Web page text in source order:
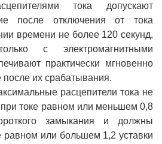
тока допускают
после отключения от тока
времени не более 120 секунд,
с электромагнитными
практически мгновенно
их срабатывания.
расцепители тока не
токе равном или меньшем 0,8
замыкания и должны
равном или большем 1,2 уставки